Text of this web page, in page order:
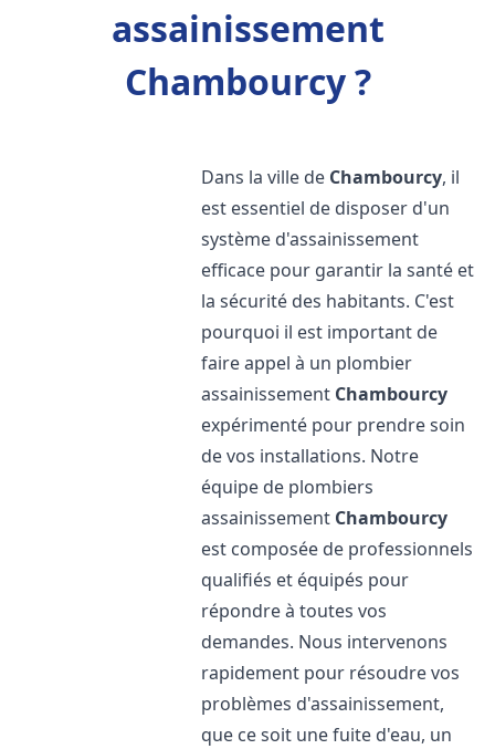
assainissement
Chambourcy ?
Dans la ville de Chambourcy, il
est essentiel de disposer d'un
système d'assainissement
efficace pour garantir la santé et
la sécurité des habitants. C'est
pourquoi il est important de
faire appel à un plombier
assainissement Chambourcy
expérimenté pour prendre soin
de vos installations. Notre
équipe de plombiers
assainissement Chambourcy
est composée de professionnels
qualifiés et équipés pour
répondre à toutes vos
demandes. Nous intervenons
rapidement pour résoudre vos
problèmes d'assainissement,
que ce soit une fuite d'eau, un